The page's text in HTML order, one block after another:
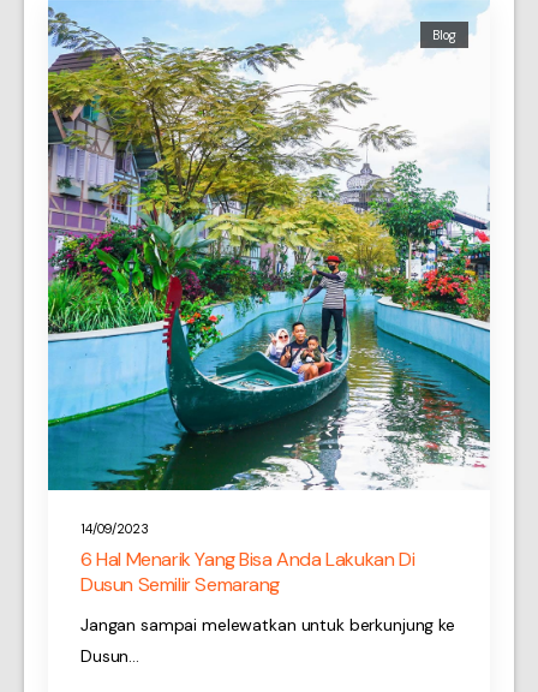
14/09/2023
Blog
6 Hal Menarik Yang Bisa Anda Lakukan Di
Dusun Semilir Semarang
Jangan sampai melewatkan untuk berkunjung ke
Dusun…